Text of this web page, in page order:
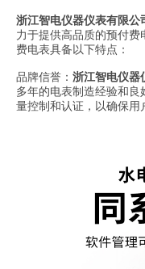
浙江智电仪器仪表有限公
力于提供高品质的预付
费电表具备以下特点：
品牌信誉： 浙江智电仪器
多年的电表制造经验和
量控制和认证，以确保用